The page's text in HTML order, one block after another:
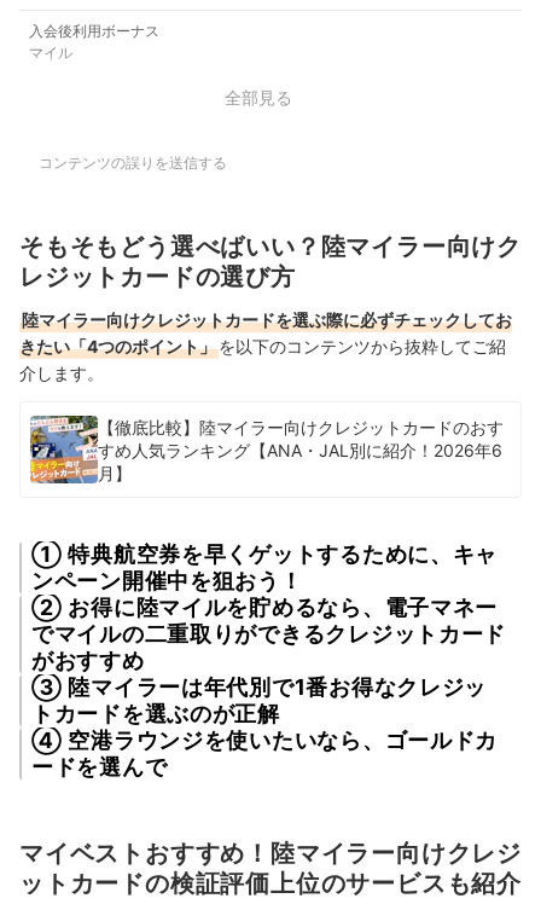
入会後利用ボーナス
マイル
全部見る
コンテンツの誤りを送信する
そもそもどう選べばいい？陸マイラー向けク
レジットカードの選び方
陸マイラー向けクレジットカードを選ぶ際に必ずチェックしてお
きたい「4つのポイント」を以下のコンテンツから抜粋してご紹
介します。
【徹底比較】陸マイラー向けクレジットカードのおす
すめ人気ランキング【ANA・JAL別に紹介！2026年6
月】
① 特典航空券を早くゲットするために、キャ
ンペーン開催中を狙おう！
② お得に陸マイルを貯めるなら、電子マネー
でマイルの二重取りができるクレジットカード
がおすすめ
③ 陸マイラーは年代別で1番お得なクレジッ
トカードを選ぶのが正解
④ 空港ラウンジを使いたいなら、ゴールドカ
ードを選んで
マイベストおすすめ！陸マイラー向けクレジ
ットカードの検証評価上位のサービスも紹介